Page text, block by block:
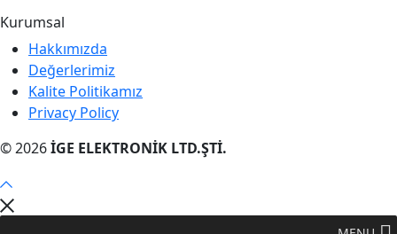
Kurumsal
Hakkımızda
Değerlerimiz
Kalite Politikamız
Privacy Policy
© 2026İGE ELEKTRONİK LTD.ŞTİ.